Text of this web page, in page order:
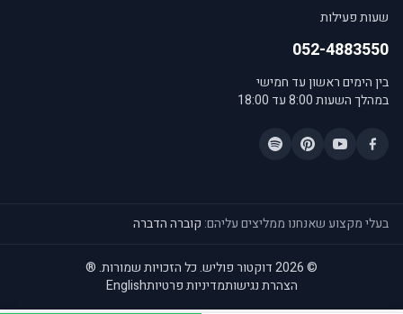
שעות פעילות
052-4883550
בין הימים ראשון עד חמישי
במהלך השעות 8:00 עד 18:00
בעלי מקצוע שאנחנו ממליצים עליהם: קוברה הדברה
© 2026 דוקטור פוליש. כל הזכויות שמורות.
®
הצהרת נגישותמדיניות פרטיותEnglish